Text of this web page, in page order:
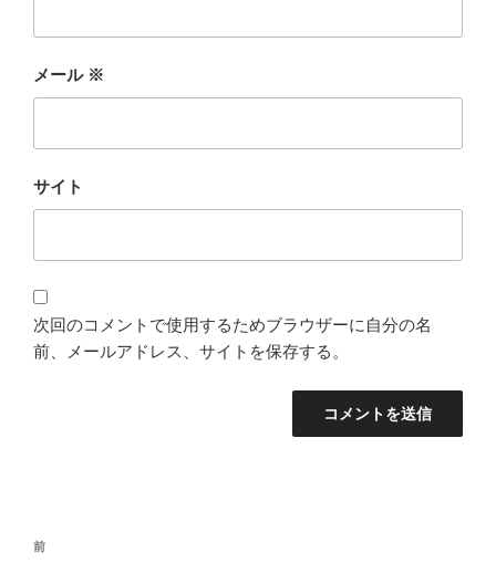
メール ※
サイト
次回のコメントで使用するためブラウザーに自分の名
前、メールアドレス、サイトを保存する。
投
過
前